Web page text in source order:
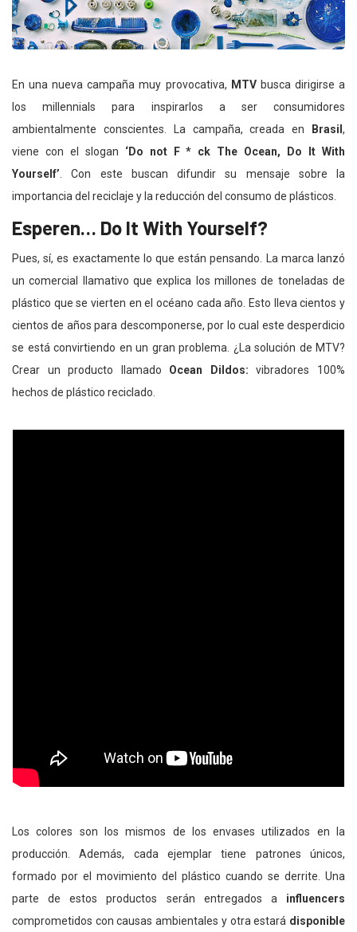
En una nueva campaña muy provocativa, MTVbusca dirigirse a
los millennials para inspirarlos a ser consumidores
ambientalmente conscientes. La campaña, creada en
Brasil ,
viene con el slogan ‘Do not F * ck The Ocean, Do It With
Yourself’ . Con este buscan difundir su mensaje sobre la
importancia del reciclaje y la reducción del consumo de plásticos.
Esperen… Do It With Yourself?
Pues, sí, es exactamente lo que están pensando. La marca lanzó
un comercial llamativo que explica los millones de toneladas de
plástico que se vierten en el océano cada año. Esto lleva cientos y
cientos de años para descomponerse, por lo cual este desperdicio
se está convirtiendo en un gran problema. ¿La solución de MTV?
Crear un producto llamado Ocean Dildos: vibradores 100%
hechos de plástico reciclado.
Los colores son los mismos de los envases utilizados en la
producción. Además, cada ejemplar tiene patrones únicos,
formado por el movimiento del plástico cuando se derrite. Una
parte de estos productos serán entregados a influencers
comprometidos con causas ambientales y otra estará disponible